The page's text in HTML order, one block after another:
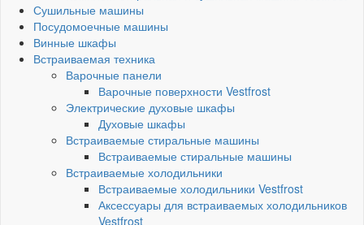
Сушильные машины
Посудомоечные машины
Винные шкафы
Встраиваемая техника
Варочные панели
Варочные поверхности Vestfrost
Электрические духовые шкафы
Духовые шкафы
Встраиваемые стиральные машины
Встраиваемые стиральные машины
Встраиваемые холодильники
Встраиваемые холодильники Vestfrost
Аксессуары для встраиваемых холодильников
Vestfrost